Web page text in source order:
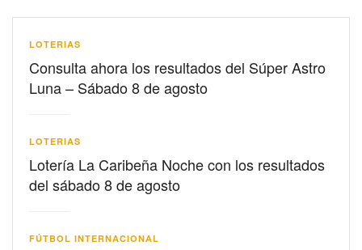
LOTERIAS
Consulta ahora los resultados del Súper Astro
Luna – Sábado 8 de agosto
LOTERIAS
Lotería La Caribeña Noche con los resultados
del sábado 8 de agosto
FÚTBOL INTERNACIONAL